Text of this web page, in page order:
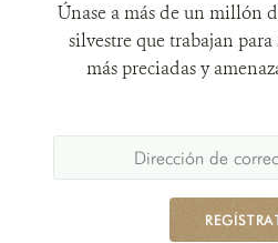
Únase a más de un millón
silvestre que trabajan para
más preciadas y